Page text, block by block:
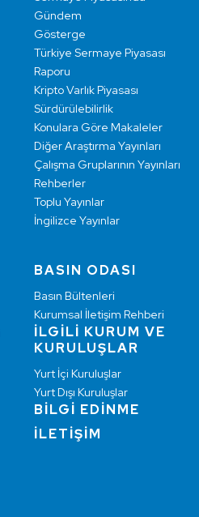
Gündem
Gösterge
Türkiye Sermaye Piyasası
Raporu
Kripto Varlık Piyasası
Sürdürülebilirlik
Konulara Göre Makaleler
Diğer Araştırma Yayınları
Çalışma Gruplarının Yayınları
Rehberler
Toplu Yayınlar
İngilizce Yayınlar
BASIN ODASI
Basın Bültenleri
Kurumsal İletişim Rehberi
İLGİLİ KURUM VE
KURULUŞLAR
Yurt İçi Kuruluşlar
Yurt Dışı Kuruluşlar
BİLGİ EDİNME
İLETİŞİM